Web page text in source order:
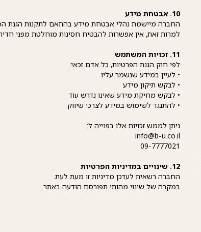
10. אבטחת מידע
החברה מיישמת נהלי אבטחת מידע בהתאם לתקנות הגנת
למרות זאת, אין אפשרות להבטיח חסינות מוחלטת מפני
11. זכויות המשתמש
לפי חוק הגנת הפרטיות, כל אדם זכאי:
• לעיין במידע שנשמר עליו
• לבקש תיקון מידע
• לבקש מחיקת מידע שאינו נדרש עוד
• להתנגד לשימוש במידע לצרכי שיווק
ניתן לממש זכויות אלו בפנייה ל:
info@b-u.co.il
09-7777021
12. שינויים במדיניות הפרטיות
החברה רשאית לעדכן מדיניות זו מעת לעת.
במקרה של שינוי מהותי תפורסם הודעה באתר.